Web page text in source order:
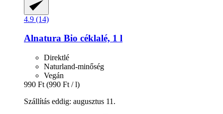
4.9 (14)
Alnatura Bio céklalé, 1 l
Direktlé
Naturland-minőség
Vegán
990 Ft (990 Ft / l)
Szállítás eddig: augusztus 11.